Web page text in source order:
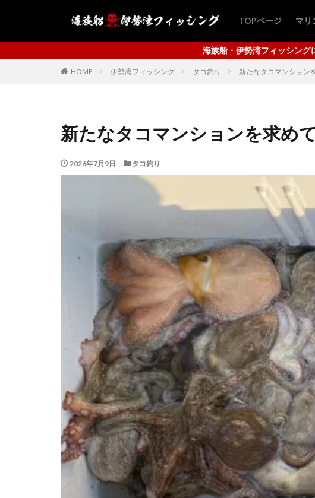
TOPページ マリ
海族船・伊勢湾フィッシングにようこそ！伊勢湾沖の釣
HOME 伊勢湾フィッシング タコ釣り 新たなタコマンション
新たなタコマンションを求め
2026年7月9日 タコ釣り